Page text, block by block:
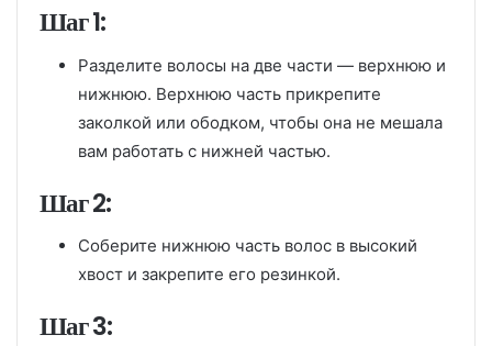
Шаг 1:
Разделите волосы на две части — верхнюю и
нижнюю. Верхнюю часть прикрепите
заколкой или ободком, чтобы она не мешала
вам работать с нижней частью.
Шаг 2:
Соберите нижнюю часть волос в высокий
хвост и закрепите его резинкой.
Шаг 3: